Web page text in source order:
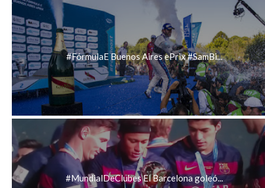
#FórmulaE Buenos Aires ePrix #SamBi...
#MundialDeClubes El Barcelona goleó...